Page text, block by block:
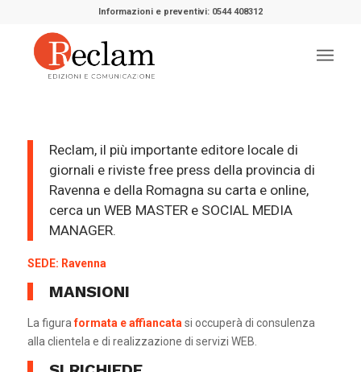
Informazioni e preventivi: 0544 408312
Reclam, il più importante editore locale di
giornali e riviste free press della provincia di
Ravenna e della Romagna su carta e online,
cerca un WEB MASTER e SOCIAL MEDIA
MANAGER.
SEDE: Ravenna
MANSIONI
La figuraformata e affiancata si occuperà di consulenza
alla clientela e di realizzazione di servizi WEB.